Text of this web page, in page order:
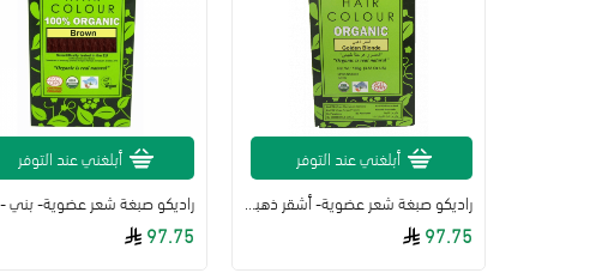
97.75
أبلغني عند التوفر
97.75
أبلغني عند التوفر